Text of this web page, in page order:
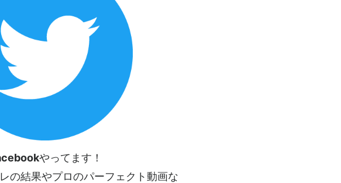
やってます！
の結果やプロのパーフェクト動画な